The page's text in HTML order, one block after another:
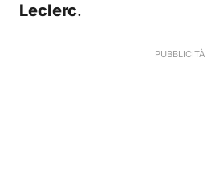
Leclerc.